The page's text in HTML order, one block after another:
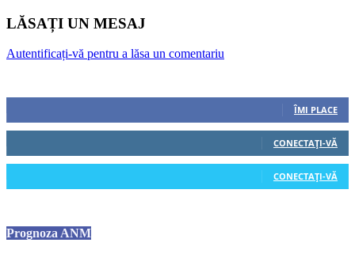
LĂSAȚI UN MESAJ
Autentificați-vă pentru a lăsa un comentariu
ÎMI PLACE
CONECTAȚI-VĂ
CONECTAȚI-VĂ
Prognoza ANM